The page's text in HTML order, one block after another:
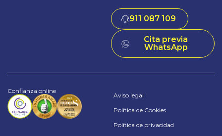
911 087 109
Cita previa
WhatsApp
Confianza online
Aviso legal
Política de Cookies
Política de privacidad